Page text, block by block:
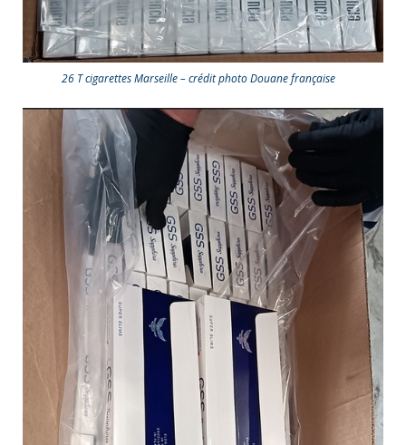
26 T cigarettes Marseille – crédit photo Douane française